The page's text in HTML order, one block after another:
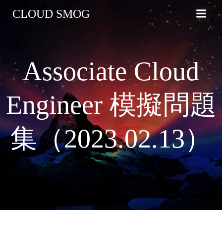
へ
ス
ッ
プ
CLOUD SMOG
Associate Cloud
Engineer 模擬問題
集（2023.02.13）